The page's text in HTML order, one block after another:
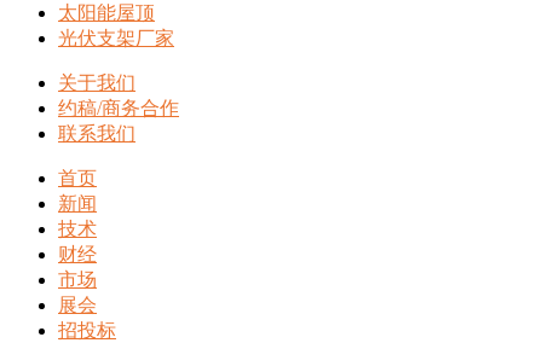
太阳能屋顶
光伏支架厂家
关于我们
约稿/商务合作
联系我们
首页
新闻
技术
财经
市场
展会
招投标